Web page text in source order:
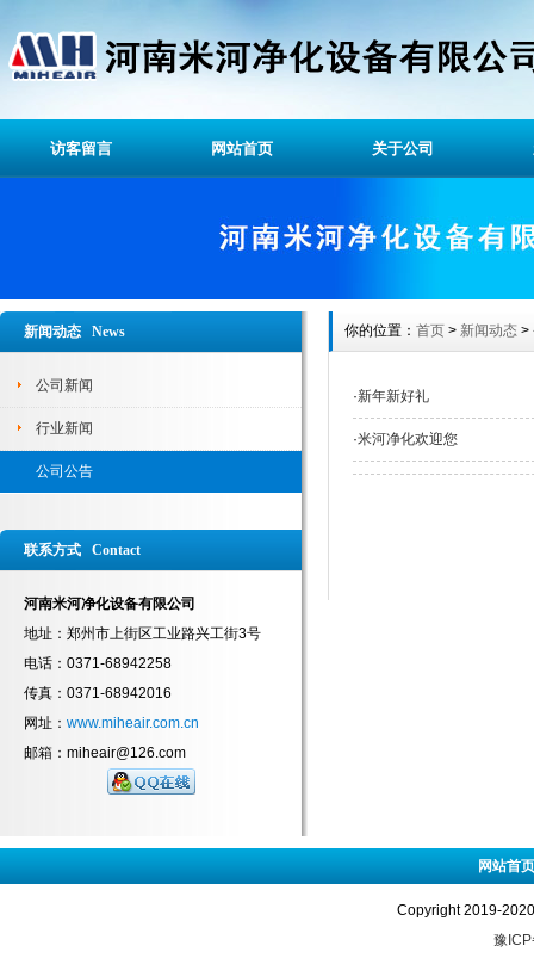
访客留言 网站首页 关于公司
新闻动态 News
公司新闻
行业新闻
公司公告
联系方式 Contact
河南米河净化设备有限公司
地址：郑州市上街区工业路兴工街3号
电话：0371-68942258
传真：0371-68942016
网址： www.miheair.com.cn
邮箱：miheair@126.com
你的位置： 首页 > 新闻动态 >
·新年新好礼
·米河净化欢迎您
网站首页
Copyright 2019-
豫